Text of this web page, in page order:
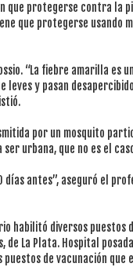
que protegerse contra la
que protegerse usando
“La fiebre amarilla es
leves y pasan
por un mosquito
urbana, que no es el
días antes”, aseguró el
habilitó diversos puestos
de La Plata. Hospital
de vacunación